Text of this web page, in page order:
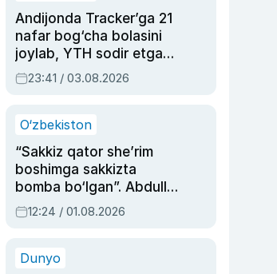
Andijonda Tracker’ga 21
nafar bog‘cha bolasini
joylab, YTH sodir etgan
ayolga sud hukmi o‘qildi
23:41 / 03.08.2026
O‘zbekiston
“Sakkiz qator she’rim
boshimga sakkizta
bomba bo‘lgan”. Abdulla
Oripovni siyosiy
ayblovlardan asrab
12:24 / 01.08.2026
Dunyo